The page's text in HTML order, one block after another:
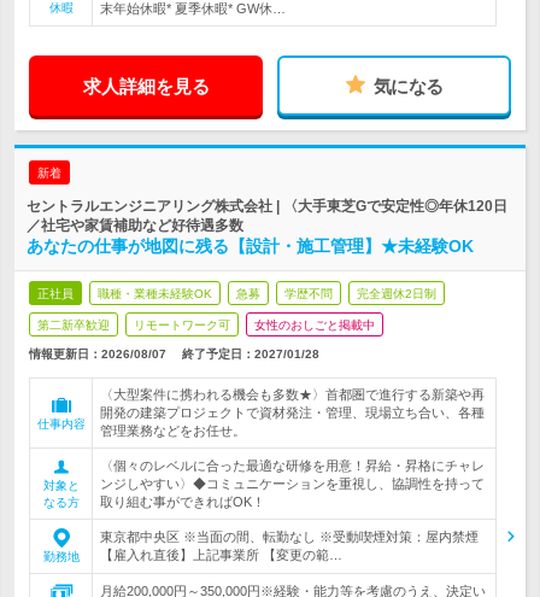
休暇
末年始休暇* 夏季休暇* GW休…
求人詳細を見る 気になる
新着
セントラルエンジニアリング株式会社 | 〈大手東芝Gで安定性◎年休120日
／社宅や家賃補助など好待遇多数
あなたの仕事が地図に残る【設計・施工管理】★未経験OK
正社員 職種・業種未経験OK 急募 学歴不問 完全週休2日制
第二新卒歓迎 リモートワーク可 女性のおしごと掲載中
情報更新日：2026/08/07 終了予定日： 2027/01/28
仕事内容
〈大型案件に携われる機会も多数★〉首都圏で進行する新築や再
開発の建築プロジェクトで資材発注・管理、現場立ち合い、各種
管理業務などをお任せ。
対象と
なる方
〈個々のレベルに合った最適な研修を用意！昇給・昇格にチャレ
ンジしやすい〉◆コミュニケーションを重視し、協調性を持って
取り組む事ができればOK！
勤務地
東京都中央区 ※当面の間、転勤なし ※受動喫煙対策：屋内禁煙
【雇入れ直後】上記事業所 【変更の範…
月給200,000円～350,000円※経験・能力等を考慮のうえ、決定い